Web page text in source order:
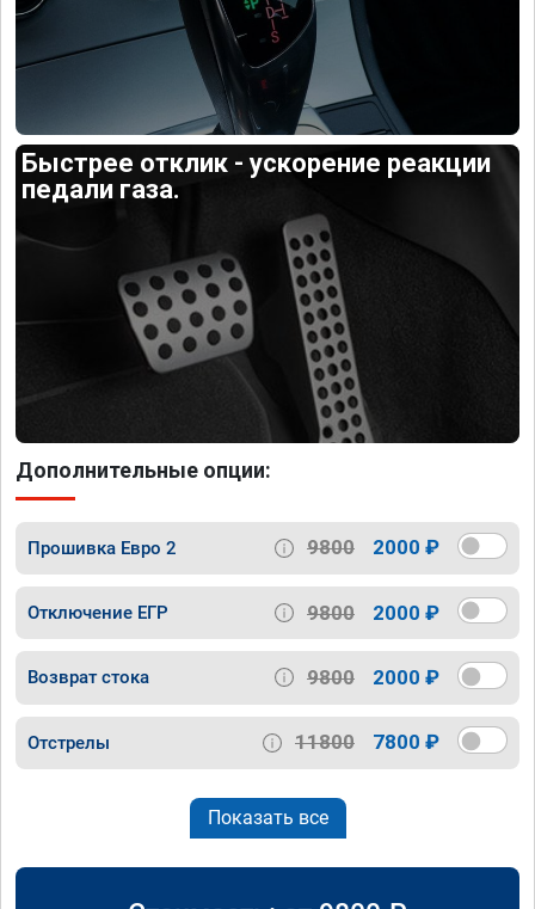
Быстрее отклик - ускорение реакции
педали газа.
Дополнительные опции:
Прошивка Евро 2 9800 2000 ₽
Отключение ЕГР 9800 2000 ₽
Возврат стока 9800 2000 ₽
Отстрелы 11800 7800 ₽
Показать все